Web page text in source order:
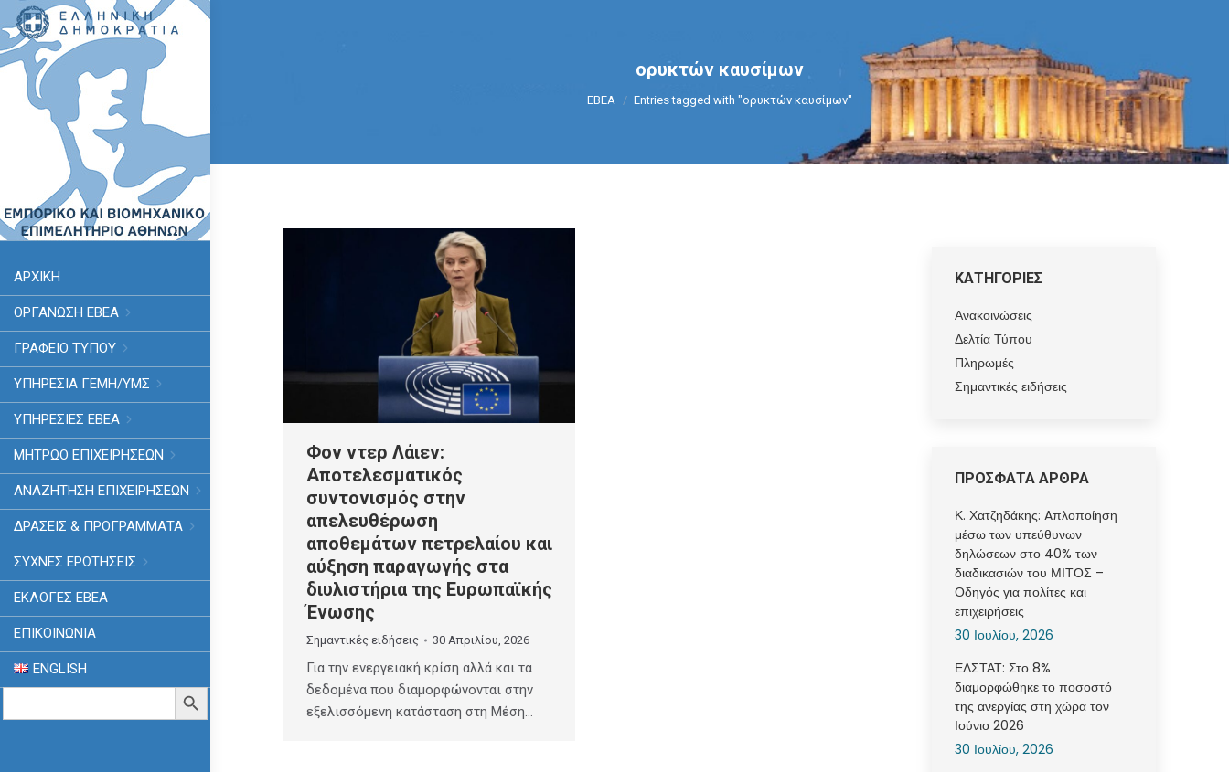
ΑΡΧΙΚΗ
ΟΡΓΑΝΩΣΗ ΕΒΕΑ
ΓΡΑΦΕΙΟ ΤΥΠΟΥ
ΥΠΗΡΕΣΊΑ ΓΕΜΗ/ΥΜΣ
ΥΠΗΡΕΣΙΕΣ ΕΒΕΑ
ΜΗΤΡΩΟ ΕΠΙΧΕΙΡΗΣΕΩΝ
ΑΝΑΖΗΤΗΣΗ ΕΠΙΧΕΙΡΗΣΕΩΝ
ΔΡΑΣΕΙΣ & ΠΡΟΓΡΑΜΜΑΤΑ
ΣΥΧΝΕΣ ΕΡΩΤΗΣΕΙΣ
ΕΚΛΟΓΈΣ ΕΒΕΑ
ΕΠΙΚΟΙΝΩΝΙΑ
ENGLISH
Search
Search Button
ορυκτών καυσίμων
You are here:
ΕΒΕΑ Entries tagged with "ορυκτών καυσίμων"
Φον ντερ Λάιεν:
Αποτελεσματικός
συντονισμός στην
απελευθέρωση
αποθεμάτων πετρελαίου και
αύξηση παραγωγής στα
διυλιστήρια της Ευρωπαϊκής
Ένωσης
Σημαντικές ειδήσεις 30 Απριλίου, 2026
Για την ενεργειακή κρίση αλλά και τα
δεδομένα που διαμορφώνονται στην
εξελισσόμενη κατάσταση στη Μέση…
ΚΑΤΗΓΟΡΙΕΣ
Ανακοινώσεις
Δελτία Τύπου
Πληρωμές
Σημαντικές ειδήσεις
ΠΡΟΣΦΑΤΑ ΑΡΘΡΑ
Κ. Χατζηδάκης: Aπλοποίηση
μέσω των υπεύθυνων
δηλώσεων στο 40% των
διαδικασιών του ΜΙΤΟΣ –
Οδηγός για πολίτες και
επιχειρήσεις
30 Ιουλίου, 2026
ΕΛΣΤΑΤ: Στο 8%
διαμορφώθηκε το ποσοστό
της ανεργίας στη χώρα τον
Ιούνιο 2026
30 Ιουλίου, 2026